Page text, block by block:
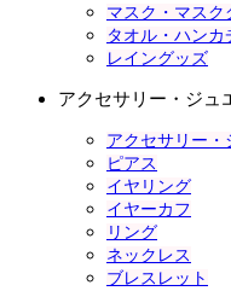
マスク・マスク
タオル・ハンカ
レイングッズ
アクセサリー・ジュ
アクセサリー・
ピアス
イヤリング
イヤーカフ
リング
ネックレス
ブレスレット